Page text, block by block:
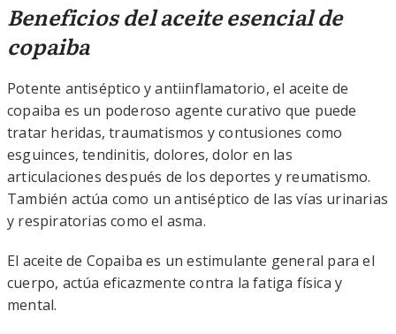
Beneficios del aceite esencial de
copaiba
Potente antiséptico y antiinflamatorio, el aceite de
copaiba es un poderoso agente curativo que puede
tratar heridas, traumatismos y contusiones como
esguinces, tendinitis, dolores, dolor en las
articulaciones después de los deportes y reumatismo.
También actúa como un antiséptico de las vías urinarias
y respiratorias como el asma.
El aceite de Copaiba es un estimulante general para el
cuerpo, actúa eficazmente contra la fatiga física y
mental.